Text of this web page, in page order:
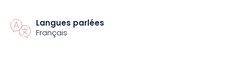
Plusieurs espaces de détente et de loisirs seront à disposition
pendant votre séjour. Vous profiterez entre autres d’une
Langues parlées
Français